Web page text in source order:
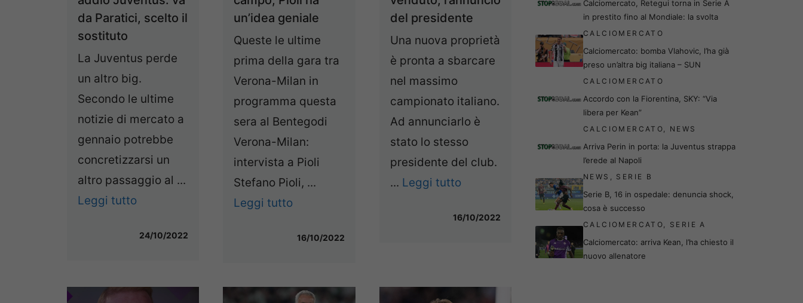
da Paratici, scelto il
sostituto
La Juventus perde
un altro big.
Secondo le ultime
notizie di mercato a
gennaio potrebbe
concretizzarsi un
altro passaggio al ...
Leggi tutto
24/10/2022
un’idea geniale
Queste le ultime
prima della gara tra
Verona-Milan in
programma questa
sera al Bentegodi
Verona-Milan:
intervista a Pioli
Stefano Pioli, ...
Leggi tutto
16/10/2022
del presidente
Una nuova proprietà
è pronta a sbarcare
nel massimo
campionato italiano.
Ad annunciarlo è
stato lo stesso
presidente del club.
... Leggi tutto
16/10/2022
Calciomercato, Retegui torna in Serie A
in prestito fino al Mondiale: la svolta
CALCIOMERCATO
Calciomercato: bomba Vlahovic, l’ha già
preso un’altra big italiana – SUN
CALCIOMERCATO
Accordo con la Fiorentina, SKY: “Via
libera per Kean”
CALCIOMERCATO, NEWS
Arriva Perin in porta: la Juventus strappa
l’erede al Napoli
NEWS , SERIE B
Serie B, 16 in ospedale: denuncia shock,
cosa è successo
CALCIOMERCATO, SERIE A
Calciomercato: arriva Kean, l’ha chiesto il
nuovo allenatore